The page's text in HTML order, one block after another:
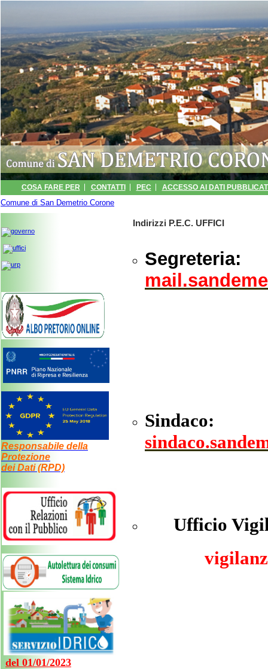
COSA FARE PER CONTATTI PEC
ACCESSO AI DATI
INFORMATIVA
ARCHIVIO EVENTI
Comune di San Demetrio Corone
Responsabile della
Protezione
dei Dati (RPD)
del 01/01/2023
Indirizzi P.E.C. UFFICI
Segreteria:
Sindaco:
Ufficio